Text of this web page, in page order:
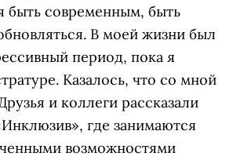
быть современным, быть
В моей жизни был
период, пока я
Казалось, что со мной
и коллеги рассказали
где занимаются
возможностями